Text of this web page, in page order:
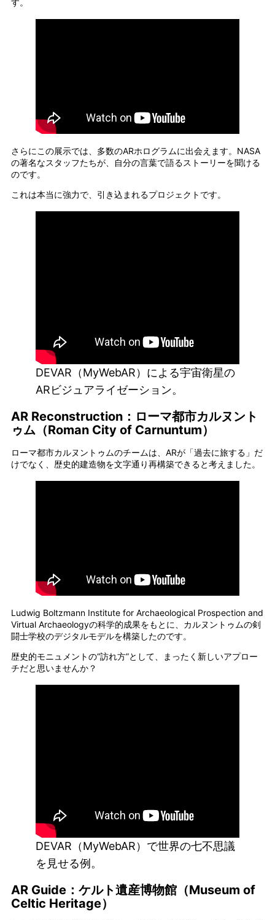
さらにこの展示では、多数のARホログラムに出会えます。NASA
の著名なスタッフたちが、自分の言葉で語るストーリーを聞ける
のです。
これは本当に強力で、引き込まれるプロジェクトです。
DEVAR（MyWebAR）による宇宙衛星の
ARビジュアライゼーション。
AR Reconstruction：ローマ都市カルヌント
ゥム（Roman City of Carnuntum）
ローマ都市カルヌントゥムのチームは、ARが「過去に旅する」だ
けでなく、歴史的建造物を文字通り再構築できると考えました。
Ludwig Boltzmann Institute for Archaeological Prospection and
Virtual Archaeologyの科学的成果をもとに、カルヌントゥムの剣
闘士学校のデジタルモデルを構築したのです。
歴史的モニュメントの“訪れ方”として、まったく新しいアプロー
チだと思いませんか？
DEVAR（MyWebAR）で世界の七不思議
を見せる例。
AR Guide：ケルト遺産博物館（Museum of
Celtic Heritage）